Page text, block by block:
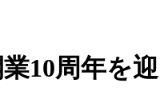
10周年を